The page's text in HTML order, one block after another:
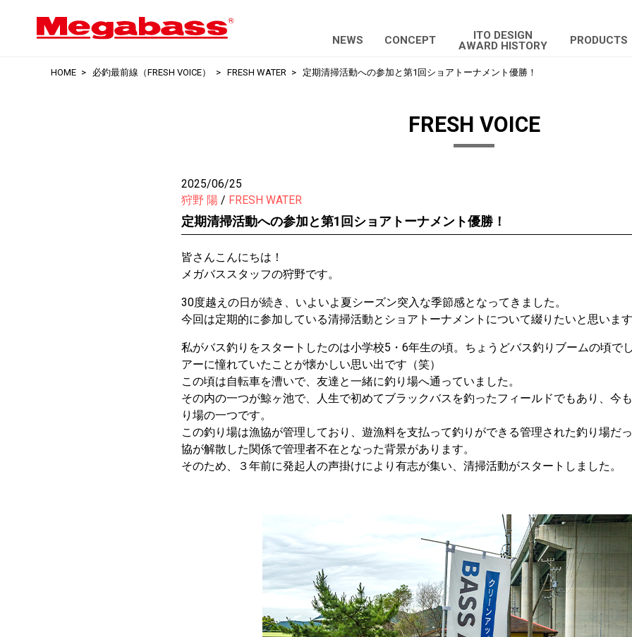
NEWS CONCEPT
ITO DESIGN
AWARD HISTORY
PRODUCTS
HOME 必釣最前線（FRESH VOICE） FRESH WATER 定期清掃活動への参加と第1回ショアトーナメント優勝！
FRESH VOICE
2025/06/25
狩野 陽
FRESH WATER
定期清掃活動への参加と第1回ショアトーナメント優勝！
皆さんこんにちは！
メガバススタッフの狩野です。
30度越えの日が続き、いよいよ夏シーズン突入な季節感となってきました。
今回は定期的に参加している清掃活動とショアトーナメントについて綴りたいと思いま
私がバス釣りをスタートしたのは小学校5・6年生の頃。ちょうどバス釣りブームの頃で
アーに憧れていたことが懐かしい思い出です（笑）
この頃は自転車を漕いで、友達と一緒に釣り場へ通っていました。
その内の一つが鯨ヶ池で、人生で初めてブラックバスを釣ったフィールドでもあり、今
り場の一つです。
この釣り場は漁協が管理しており、遊漁料を支払って釣りができる管理された釣り場だ
協が解散した関係で管理者不在となった背景があります。
そのため、３年前に発起人の声掛けにより有志が集い、清掃活動がスタートしました。